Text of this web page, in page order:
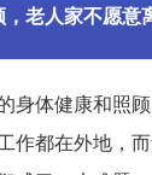
老人家不愿意
身体健康和照
作都在外地，